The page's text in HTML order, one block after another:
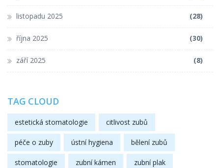
listopadu 2025 (28)
října 2025 (30)
září 2025 (8)
TAG CLOUD
estetická stomatologie citlivost zubů
péče o zuby ústní hygiena bělení zubů
stomatologie zubní kámen zubní plak